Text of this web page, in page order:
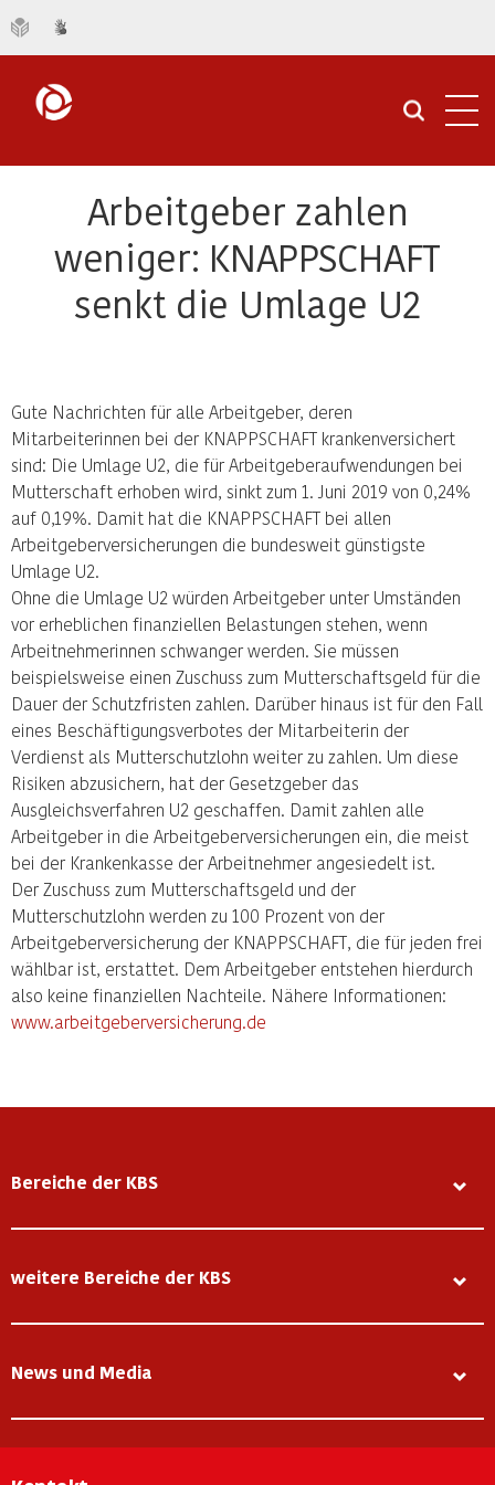
Arbeitgeber zahlen
weniger: KNAPPSCHAFT
senkt die Umlage U2
Gute Nachrichten für alle Arbeitgeber, deren
Mitarbeiterinnen bei der KNAPPSCHAFT krankenversichert
sind: Die Umlage U2, die für Arbeitgeberaufwendungen bei
Mutterschaft erhoben wird, sinkt zum 1. Juni 2019 von 0,24%
auf 0,19%. Damit hat die KNAPPSCHAFT bei allen
Arbeitgeberversicherungen die bundesweit günstigste
Umlage U2.
Ohne die Umlage U2 würden Arbeitgeber unter Umständen
vor erheblichen finanziellen Belastungen stehen, wenn
Arbeitnehmerinnen schwanger werden. Sie müssen
beispielsweise einen Zuschuss zum Mutterschaftsgeld für die
Dauer der Schutzfristen zahlen. Darüber hinaus ist für den Fall
eines Beschäftigungsverbotes der Mitarbeiterin der
Verdienst als Mutterschutzlohn weiter zu zahlen. Um diese
Risiken abzusichern, hat der Gesetzgeber das
Ausgleichsverfahren U2 geschaffen. Damit zahlen alle
Arbeitgeber in die Arbeitgeberversicherungen ein, die meist
bei der Krankenkasse der Arbeitnehmer angesiedelt ist.
Der Zuschuss zum Mutterschaftsgeld und der
Mutterschutzlohn werden zu 100 Prozent von der
Arbeitgeberversicherung der KNAPPSCHAFT, die für jeden frei
wählbar ist, erstattet. Dem Arbeitgeber entstehen hierdurch
also keine finanziellen Nachteile. Nähere Informationen:
www.arbeitgeberversicherung.de
Bereiche der KBS
weitere Bereiche der KBS
News und Media